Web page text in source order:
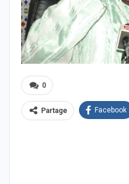
0
Partage Facebook